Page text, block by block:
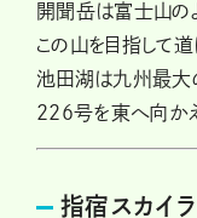
開聞岳は富士山の
この山を目指して
池田湖は九州最大
226号を東へ向か
指宿スカイ